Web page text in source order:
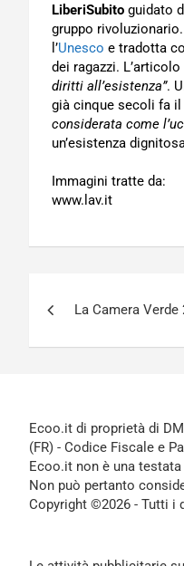
LiberiSubito guidato
gruppo
l’Unesco e tradotta
dei ragazzi.
diritti all’esistenza”.
già cinque secoli fa il
considerata come
un’esistenza
Immagini tratte da:
www.lav.it
La Camera
Ecoo.it di proprietà di
(FR) - Codice Fiscale e
Ecoo.it non è una
Non può pertanto
Copyright ©2026 - Tutti i